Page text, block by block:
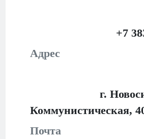
+7
Адрес
г.
Коммунистическая,
Почта